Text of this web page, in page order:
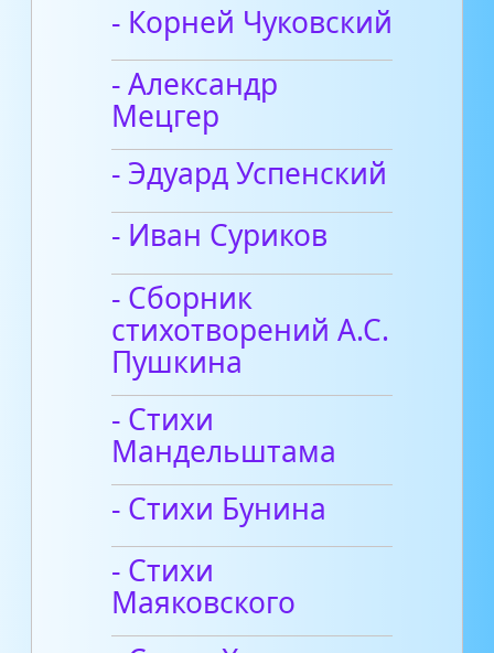
- Корней Чуковский
- Александр
Мецгер
- Эдуард Успенский
- Иван Суриков
- Сборник
стихотворений А.С.
Пушкина
- Стихи
Мандельштама
- Стихи Бунина
- Стихи
Маяковского